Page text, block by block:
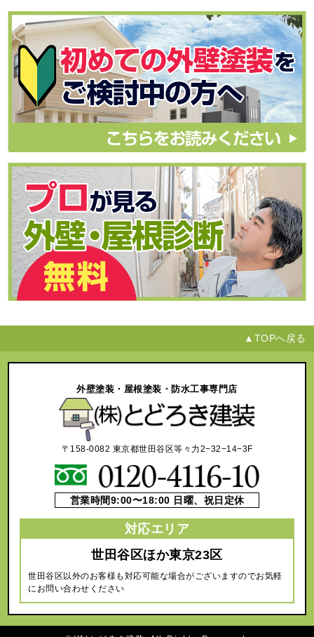
▲TOPへ戻る
外壁塗装・屋根塗装・防水工事専門店
〒158-0082 東京都世田谷区等々力2−32−14−3F
営業時間9:00〜18:00 日曜、祝日定休
対応エリア
世田谷区ほか東京23区
世田谷区以外のお客様も対応可能な場合がございますのでお気軽
にお問い合わせください